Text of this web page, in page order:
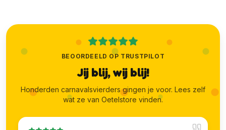
BEOORDEELD OP TRUSTPILOT
Jij blij, wij blij!
Honderden carnavalsvierders gingen je voor. Lees zelf
wat ze van Oetelstore vinden.